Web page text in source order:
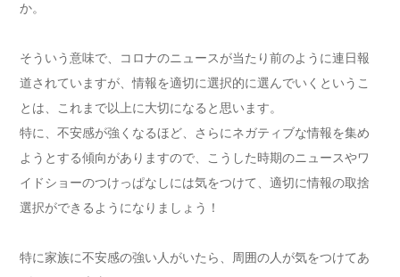
か。
そういう意味で、コロナのニュースが当たり前のように連日報
道されていますが、情報を適切に選択的に選んでいくというこ
とは、これまで以上に大切になると思います。
特に、不安感が強くなるほど、さらにネガティブな情報を集め
ようとする傾向がありますので、こうした時期のニュースやワ
イドショーのつけっぱなしには気をつけて、適切に情報の取捨
選択ができるようになりましょう！
特に家族に不安感の強い人がいたら、周囲の人が気をつけてあ